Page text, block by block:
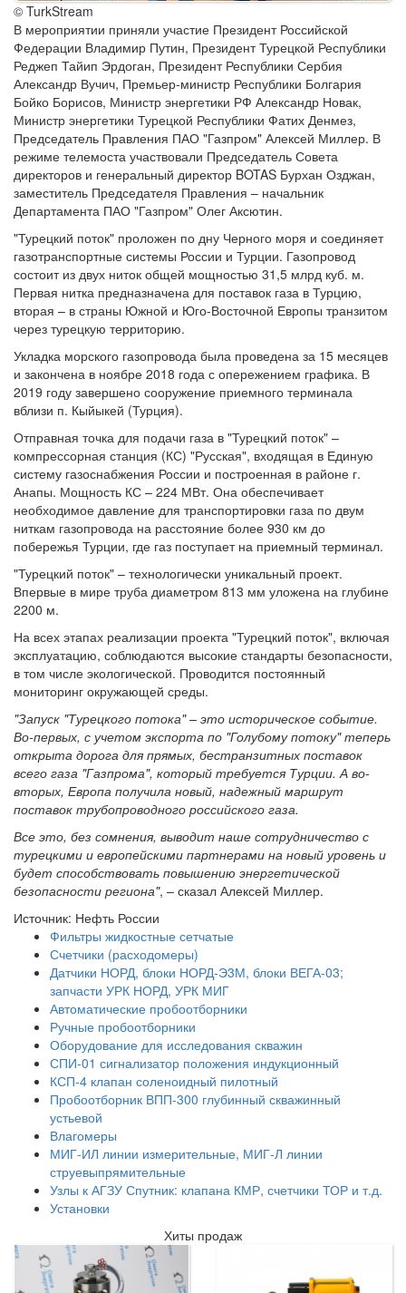
© TurkStream
В мероприятии приняли участие Президент Российской
Федерации Владимир Путин, Президент Турецкой Республики
Реджеп Тайип Эрдоган, Президент Республики Сербия
Александр Вучич, Премьер-министр Республики Болгария
Бойко Борисов, Министр энергетики РФ Александр Новак,
Министр энергетики Турецкой Республики Фатих Денмез,
Председатель Правления ПАО "Газпром" Алексей Миллер. В
режиме телемоста участвовали Председатель Совета
директоров и генеральный директор BOTAS Бурхан Озджан,
заместитель Председателя Правления – начальник
Департамента ПАО "Газпром" Олег Аксютин.
"Турецкий поток" проложен по дну Черного моря и соединяет
газотранспортные системы России и Турции. Газопровод
состоит из двух ниток общей мощностью 31,5 млрд куб. м.
Первая нитка предназначена для поставок газа в Турцию,
вторая – в страны Южной и Юго-Восточной Европы транзитом
через турецкую территорию.
Укладка морского газопровода была проведена за 15 месяцев
и закончена в ноябре 2018 года с опережением графика. В
2019 году завершено сооружение приемного терминала
вблизи п. Кыйыкей (Турция).
Отправная точка для подачи газа в "Турецкий поток" –
компрессорная станция (КС) "Русская", входящая в Единую
систему газоснабжения России и построенная в районе г.
Анапы. Мощность КС – 224 МВт. Она обеспечивает
необходимое давление для транспортировки газа по двум
ниткам газопровода на расстояние более 930 км до
побережья Турции, где газ поступает на приемный терминал.
"Турецкий поток" – технологически уникальный проект.
Впервые в мире труба диаметром 813 мм уложена на глубине
2200 м.
На всех этапах реализации проекта "Турецкий поток", включая
эксплуатацию, соблюдаются высокие стандарты безопасности,
в том числе экологической. Проводится постоянный
мониторинг окружающей среды.
"Запуск "Турецкого потока" – это историческое событие.
Во-первых, с учетом экспорта по "Голубому потоку" теперь
открыта дорога для прямых, бестранзитных поставок
всего газа "Газпрома", который требуется Турции. А во-
вторых, Европа получила новый, надежный маршрут
поставок трубопроводного российского газа.
Все это, без сомнения, выводит наше сотрудничество с
турецкими и европейскими партнерами на новый уровень и
будет способствовать повышению энергетической
безопасности региона", – сказал Алексей Миллер.
Источник: Нефть России
Фильтры жидкостные сетчатые
Счетчики (расходомеры)
Датчики НОРД, блоки НОРД-Э3М, блоки ВЕГА-03;
запчасти УРК НОРД, УРК МИГ
Автоматические пробоотборники
Ручные пробоотборники
Оборудование для исследования скважин
СПИ-01 сигнализатор положения индукционный
КСП-4 клапан соленоидный пилотный
Пробоотборник ВПП-300 глубинный скважинный
устьевой
Влагомеры
МИГ-ИЛ линии измерительные, МИГ-Л линии
струевыпрямительные
Узлы к АГЗУ Спутник: клапана КМР, счетчики ТОР и т.д.
Установки
Хиты продаж